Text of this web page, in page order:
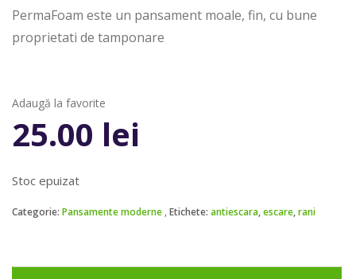
PermaFoam este un pansament moale, fin, cu bune
proprietati de tamponare
Adaugă la favorite
25.00 lei
Stoc epuizat
Categorie: Pansamente moderne Etichete: antiescara,escare,rani